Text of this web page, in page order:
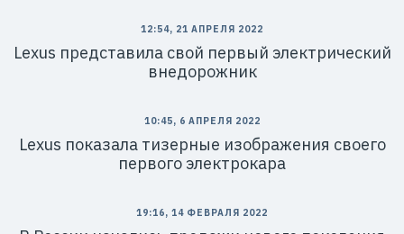
12:54, 21 АПРЕЛЯ 2022
Lexus представила свой первый электрический
внедорожник
10:45, 6 АПРЕЛЯ 2022
Lexus показала тизерные изображения своего
первого электрокара
19:16, 14 ФЕВРАЛЯ 2022